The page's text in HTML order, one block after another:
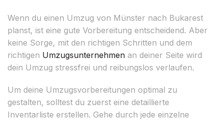
Wenn du einen Umzug von Münster nach Bukarest
planst, ist eine gute Vorbereitung entscheidend. Aber
keine Sorge, mit den richtigen Schritten und dem
richtigen Umzugsunternehmen an deiner Seite wird
dein Umzug stressfrei und reibungslos verlaufen.
Um deine Umzugsvorbereitungen optimal zu
gestalten, solltest du zuerst eine detaillierte
Inventarliste erstellen. Gehe durch jede einzelne